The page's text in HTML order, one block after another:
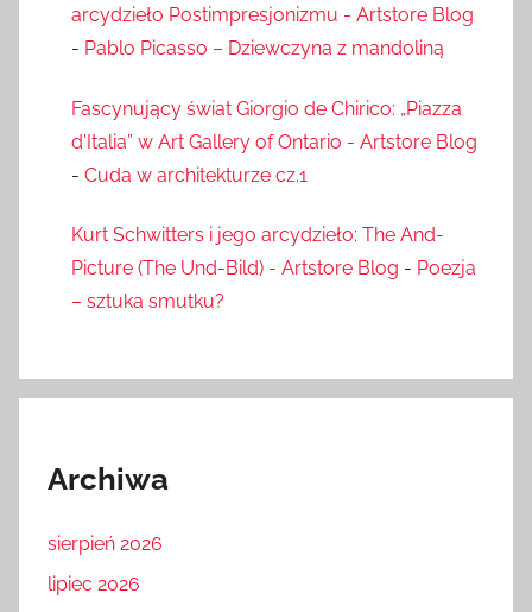
arcydzieło Postimpresjonizmu - Artstore Blog
- Pablo Picasso – Dziewczyna z mandoliną
Fascynujący świat Giorgio de Chirico: „Piazza
d'Italia” w Art Gallery of Ontario - Artstore Blog
- Cuda w architekturze cz.1
Kurt Schwitters i jego arcydzieło: The And-
Picture (The Und-Bild) - Artstore Blog - Poezja
– sztuka smutku?
Archiwa
sierpień 2026
lipiec 2026